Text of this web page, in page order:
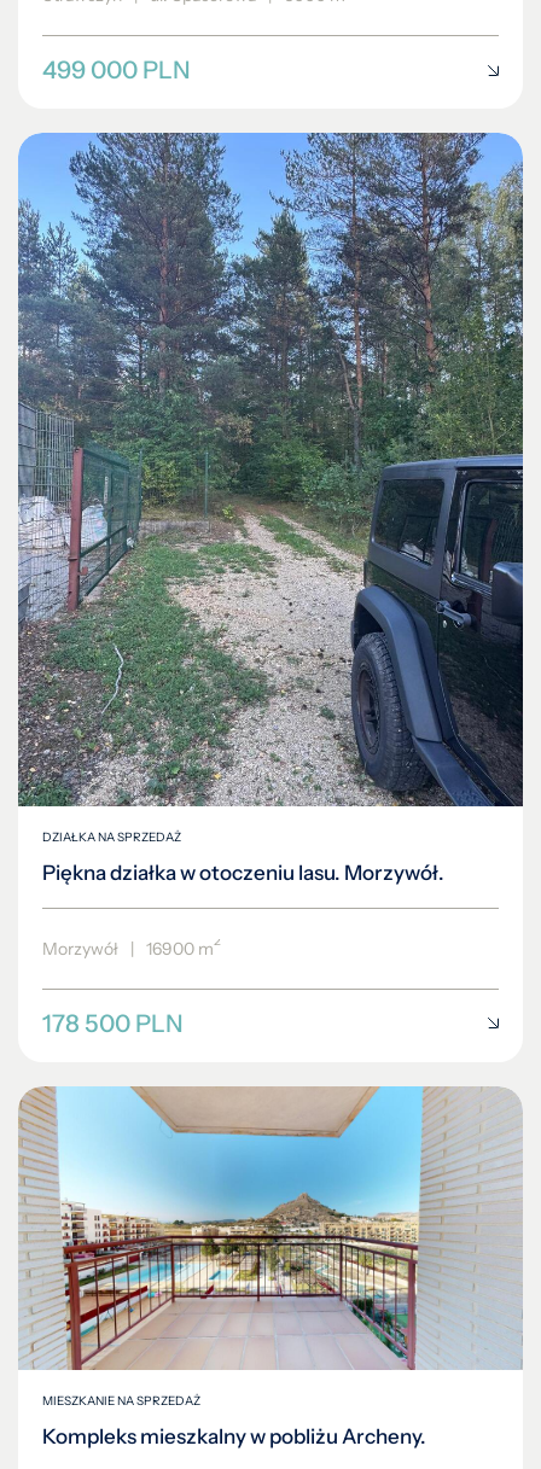
499 000 PLN
DZIAŁKA NA SPRZEDAŻ
Piękna działka w otoczeniu lasu. Morzywół.
Morzywół | 16900 m2
178 500 PLN
MIESZKANIE NA SPRZEDAŻ
Kompleks mieszkalny w pobliżu Archeny.